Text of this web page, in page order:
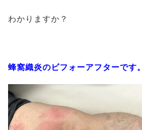
わかりますか？
蜂窩織炎のビフォーアフターです。